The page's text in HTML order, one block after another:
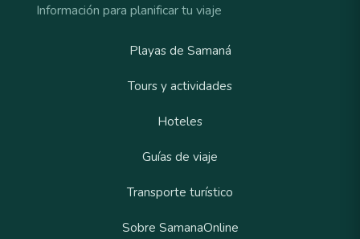
Información para planificar tu viaje
Playas de Samaná
Tours y actividades
Hoteles
Guías de viaje
Transporte turístico
Sobre SamanaOnline